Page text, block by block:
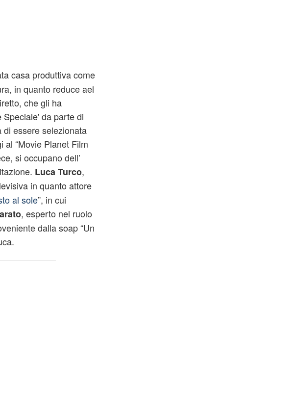
casa produttiva come
in quanto reduce ael
che gli ha
da parte di
di essere selezionata
al “Movie Planet Film
si occupano dell’
Luca Turco,
in quanto attore
al sole”, in cui
, esperto nel ruolo
dalla soap “Un